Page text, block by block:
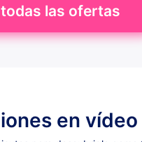
las ofertas
en vídeo